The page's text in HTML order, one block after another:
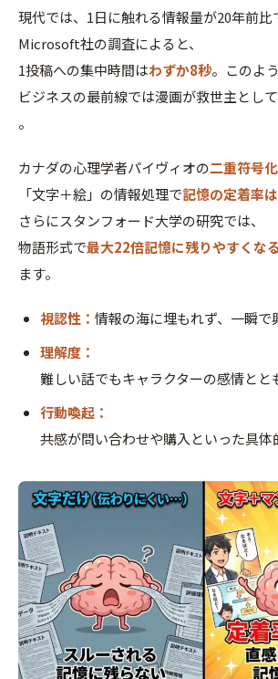
現代では、1日に触れる情報量が20年前比
Microsoft社の調査によると、
1投稿への集中時間はわずか8秒。このよ
ビジネスの最前線では漫画が救世主とし
。
カナダの心理学者パイヴィオの二重符号
「文字＋絵」の情報処理で記憶の定着率
さらにスタンフォード大学の研究では、
物語形式で最大22倍記憶に残りやすくなる
ます。
視認性： 情報の海に埋もれず、一瞬で
理解度：
難しい話でもキャラクターの感情とと
行動喚起：
共感が問い合わせや購入といった具体